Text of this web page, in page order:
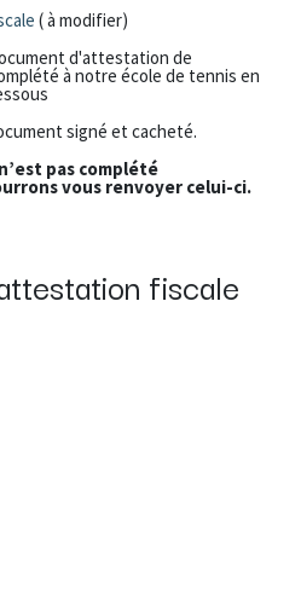
( à modifier)
d'attestation de
à notre école de tennis en
signé et cacheté.
pas complété
vous renvoyer celui-ci.
fiscale